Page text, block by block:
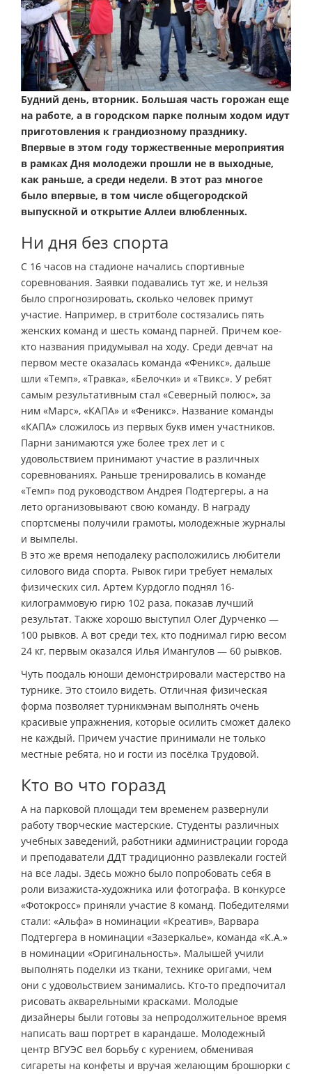
Будний день, вторник. Большая часть горожан еще
на работе, а в городском парке полным ходом идут
приготовления к грандиозному празднику.
Впервые в этом году торжественные мероприятия
в рамках Дня молодежи прошли не в выходные,
как раньше, а среди недели. В этот раз многое
было впервые, в том числе общегородской
выпускной и открытие Аллеи влюбленных.
Ни дня без спорта
С 16 часов на стадионе начались спортивные
соревнования. Заявки подавались тут же, и нельзя
было спрогнозировать, сколько человек примут
участие. Например, в стритболе состязались пять
женских команд и шесть команд парней. Причем кое-
кто названия придумывал на ходу. Среди девчат на
первом месте оказалась команда «Феникс», дальше
шли «Темп», «Травка», «Белочки» и «Твикс». У ребят
самым результативным стал «Северный полюс», за
ним «Марс», «КАПА» и «Феникс». Название команды
«КАПА» сложилось из первых букв имен участников.
Парни занимаются уже более трех лет и с
удовольствием принимают участие в различных
соревнованиях. Раньше тренировались в команде
«Темп» под руководством Андрея Подтергеры, а на
лето организовывают свою команду. В награду
спортсмены получили грамоты, молодежные журналы
и вымпелы.
В это же время неподалеку расположились любители
силового вида спорта. Рывок гири требует немалых
физических сил. Артем Курдогло поднял 16-
килограммовую гирю 102 раза, показав лучший
результат. Также хорошо выступил Олег Дурченко —
100 рывков. А вот среди тех, кто поднимал гирю весом
24 кг, первым оказался Илья Имангулов — 60 рывков.
Чуть поодаль юноши демонстрировали мастерство на
турнике. Это стоило видеть. Отличная физическая
форма позволяет турникмэнам выполнять очень
красивые упражнения, которые осилить сможет далеко
не каждый. Причем участие принимали не только
местные ребята, но и гости из посёлка Трудовой.
Кто во что горазд
А на парковой площади тем временем развернули
работу творческие мастерские. Студенты различных
учебных заведений, работники администрации города
и преподаватели ДДТ традиционно развлекали гостей
на все лады. Здесь можно было попробовать себя в
роли визажиста-художника или фотографа. В конкурсе
«Фотокросс» приняли участие 8 команд. Победителями
стали: «Альфа» в номинации «Креатив», Варвара
Подтергера в номинации «Зазеркалье», команда «К.А.»
в номинации «Оригинальность». Малышей учили
выполнять поделки из ткани, технике оригами, чем
они с удовольствием занимались. Кто-то предпочитал
рисовать акварельными красками. Молодые
дизайнеры были готовы за непродолжительное время
написать ваш портрет в карандаше. Молодежный
центр ВГУЭС вел борьбу с курением, обменивая
сигареты на конфеты и вручая желающим брошюрки с